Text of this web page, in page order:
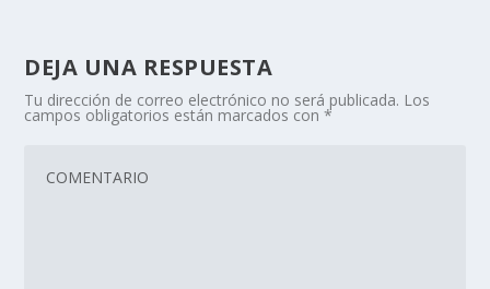
DEJA UNA RESPUESTA
Tu dirección de correo electrónico no será publicada. Los
campos obligatorios están marcados con*